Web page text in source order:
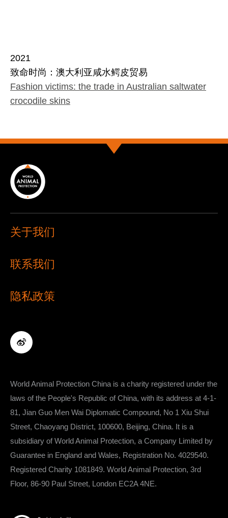
2021
致命时尚：澳大利亚咸水鳄皮贸易
Fashion victims: the trade in Australian saltwater
crocodile skins
关于我们
联系我们
隐私政策
World Animal Protection China is a charity registered under the
laws of the People's Republic of China, with its address at ​​​​​​​​​​​​​​4-1-
81, Jian Guo Men Wai Diplomatic Compound, No 1 Xiu Shui
Street, Chaoyang District, 100600, Beijing, China. It is a
subsidiary of World Animal Protection, a Company Limited by
Guarantee in England and Wales, Registration No. 4029540.
Registered Charity 1081849. World Animal Protection, 3rd
Floor, 86-90 Paul Street, London EC2A 4NE.